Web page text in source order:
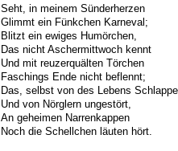
Seht, in meinem Sünderherzen
Glimmt ein Fünkchen Karneval;
Blitzt ein ewiges Humörchen,
Das nicht Aschermittwoch kennt
Und mit reuzerquälten Törchen
Faschings Ende nicht beflennt;
Das, selbst von des Lebens
Und von Nörglern ungestört,
An geheimen Narrenkappen
Noch die Schellchen läuten hört.